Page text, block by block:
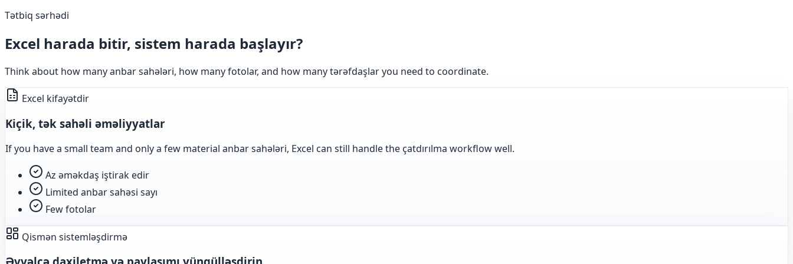
Tətbiq sərhədi
Excel harada bitir, sistem harada başlayır?
Think about how many anbar sahələri, how many fotolar, and how many tərəfdaşlar you need to coordinate.
Excel kifayətdir
Kiçik, tək sahəli əməliyyatlar
If you have a small team and only a few material anbar sahələri, Excel can still handle the çatdırılma workflow well.
Az əməkdaş iştirak edir
Limited anbar sahəsi sayı
Few fotolar
Qismən sistemləşdirmə